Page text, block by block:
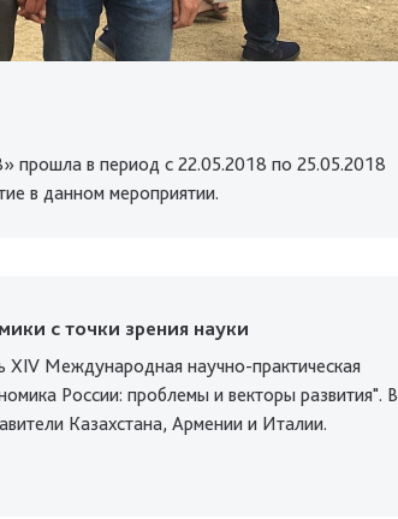
прошла в период с 22.05.2018 по 25.05.2018
в данном мероприятии.
с точки зрения науки
XIV Международная научно-практическая
России: проблемы и векторы развития". В
Казахстана, Армении и Италии.